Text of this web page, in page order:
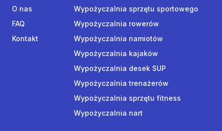
O nas
FAQ
Kontakt
Wypożyczalnia sprzętu sportowego
Wypożyczalnia rowerów
Wypożyczalnia namiotów
Wypożyczalnia kajaków
Wypożyczalnia desek SUP
Wypożyczalnia trenażerów
Wypożyczalnia sprzętu fitness
Wypożyczalnia nart